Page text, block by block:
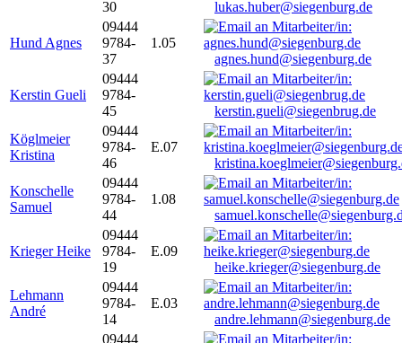
30
lukas.huber@siegenburg.de
Hund Agnes
09444
9784-
37
1.05
agnes.hund@siegenburg.de
Kerstin Gueli
09444
9784-
45
kerstin.gueli@siegenbrug.de
Köglmeier
Kristina
09444
9784-
46
E.07
Konschelle
Samuel
09444
9784-
44
1.08
Krieger Heike
09444
9784-
19
E.09
heike.krieger@siegenburg.de
Lehmann
André
09444
9784-
14
E.03
andre.lehmann@siegenburg.de
09444